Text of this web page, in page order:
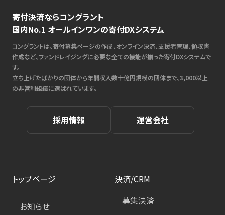
寄付決済ならコングラント
国内No.1 オールインワンの寄付DXシステム
コングラントは、寄付募集ページの作成、オンライン決済、支援者管理、領収書
作成など、ファンドレイジングに必要な全ての機能が揃った寄付DXシステムで
す。
立ち上げたばかりの団体から年間収入数十億円規模の団体まで、3,000以上
の非営利組織に選ばれています。
採用情報 運営会社
トップページ
お知らせ
決済/CRM
募集決済